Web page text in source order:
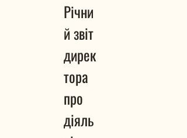
Річни
й звіт
дирек
тора
про
діяль